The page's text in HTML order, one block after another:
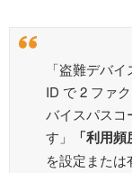
「盗難デバ
ID で 2 ファ
バイスパスコ
す」
「利用
を設定または